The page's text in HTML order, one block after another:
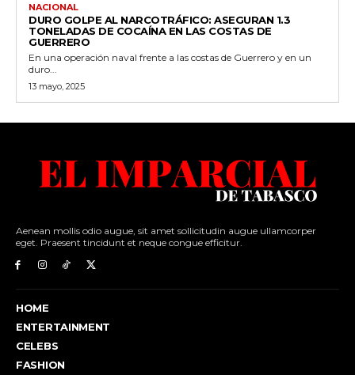
NACIONAL
DURO GOLPE AL NARCOTRÁFICO: ASEGURAN 1.3
TONELADAS DE COCAÍNA EN LAS COSTAS DE
GUERRERO
En una operación naval frente a las costas de Guerrero y en un
duro...
13 mayo, 2025
Aenean mollis odio augue, sit amet sollicitudin augue ullamcorper
eget. Praesent tincidunt et neque congue efficitur.
HOME
ENTERTAINMENT
CELEBS
FASHION